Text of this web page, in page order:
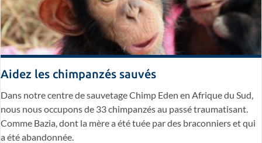
Aidez les chimpanzés sauvés
Dans notre centre de sauvetage Chimp Eden en Afrique du Sud,
nous nous occupons de 33 chimpanzés au passé traumatisant.
Comme Bazia, dont la mère a été tuée par des braconniers et qui
a été abandonnée.